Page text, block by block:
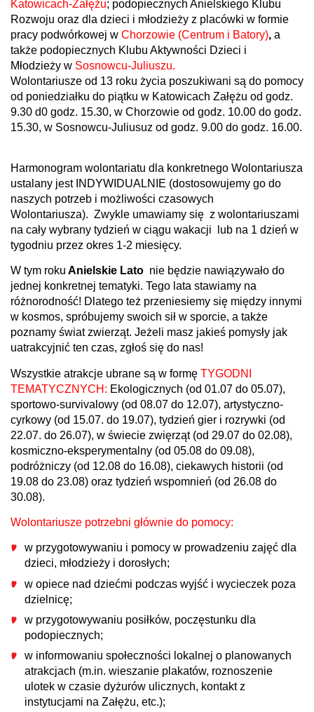
Katowicach-Załężu; podopiecznych Anielskiego Klubu
Rozwoju oraz dla dzieci i młodzieży z placówki w formie
pracy podwórkowej w Chorzowie (Centrum i Batory), a
także podopiecznych Klubu Aktywności Dzieci i
Młodzieży w Sosnowcu-Juliuszu.
Wolontariusze od 13 roku życia poszukiwani są do pomocy
od poniedziałku do piątku w Katowicach Załężu od godz.
9.30 d0 godz. 15.30, w Chorzowie od godz. 10.00 do godz.
15.30, w Sosnowcu-Juliusuz od godz. 9.00 do godz. 16.00.
Harmonogram wolontariatu dla konkretnego Wolontariusza
ustalany jest INDYWIDUALNIE (dostosowujemy go do
naszych potrzeb i możliwości czasowych
Wolontariusza). Zwykle umawiamy się z wolontariuszami
na cały wybrany tydzień w ciągu wakacji
lub na 1 dzień w
tygodniu przez okres 1-2 miesięcy.
W tym roku Anielskie Lato nie będzie nawiązywało do
jednej konkretnej tematyki. Tego lata stawiamy na
różnorodność! Dlatego też przeniesiemy się między innymi
w kosmos, spróbujemy swoich sił w sporcie, a także
poznamy świat zwierząt. Jeżeli masz jakieś pomysły jak
uatrakcyjnić ten czas, zgłoś się do nas!
Wszystkie atrakcje ubrane są w formę TYGODNI
TEMATYCZNYCH: Ekologicznych (od 01.07 do 05.07),
sportowo-survivalowy (od 08.07 do 12.07), artystyczno-
cyrkowy (od 15.07. do 19.07), tydzień gier i rozrywki (od
22.07. do 26.07), w świecie zwięrząt (od 29.07 do 02.08),
kosmiczno-eksperymentalny (od 05.08 do 09.08),
podróżniczy (od 12.08 do 16.08), ciekawych historii (od
19.08 do 23.08) oraz tydzień wspomnień (od 26.08 do
30.08).
Wolontariusze potrzebni głównie do pomocy:
w przygotowywaniu i pomocy w prowadzeniu zajęć dla
dzieci, młodzieży i dorosłych;
w opiece nad dziećmi podczas wyjść i wycieczek poza
dzielnicę;
w przygotowywaniu posiłków, poczęstunku dla
podopiecznych;
w informowaniu społeczności lokalnej o planowanych
atrakcjach (m.in. wieszanie plakatów, roznoszenie
ulotek w czasie dyżurów ulicznych, kontakt z
instytucjami na Załężu, etc.);